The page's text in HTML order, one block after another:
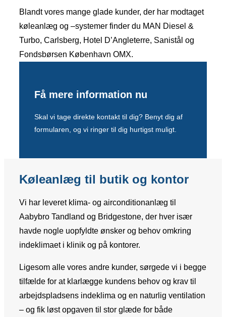
Blandt vores mange glade kunder, der har modtaget
køleanlæg og –systemer finder du MAN Diesel &
Turbo, Carlsberg, Hotel D’Angleterre, Sanistål og
Fondsbørsen København OMX.
Få mere information nu
Skal vi tage direkte kontakt til dig? Benyt dig af
formularen, og vi ringer til dig hurtigst muligt.
Køleanlæg til butik og kontor
Vi har leveret klima- og airconditionanlæg til
Aabybro Tandland og Bridgestone, der hver især
havde nogle uopfyldte ønsker og behov omkring
indeklimaet i klinik og på kontorer.
Ligesom alle vores andre kunder, sørgede vi i begge
tilfælde for at klarlægge kundens behov og krav til
arbejdspladsens indeklima og en naturlig ventilation
– og fik løst opgaven til stor glæde for både